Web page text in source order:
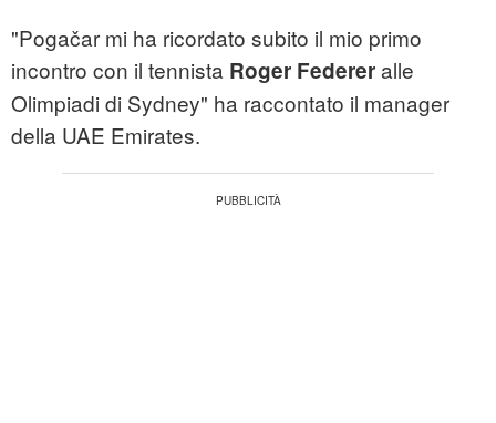
"Pogačar mi ha ricordato subito il mio primo
incontro con il tennista Roger Federeralle
Olimpiadi di Sydney" ha raccontato il manager
della UAE Emirates.